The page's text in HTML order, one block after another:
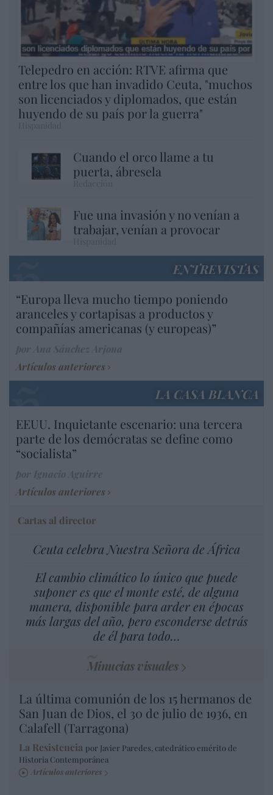
Telepedro en acción: RTVE afirma que
entre los que han invadido Ceuta, "muchos
son licenciados y diplomados, que están
huyendo de su país por la guerra"
Cuando el orco llame a tu
puerta, ábresela
Fue una invasión y no venían a
trabajar, venían a provocar
ENTREVISTAS
“Europa lleva mucho tiempo poniendo
aranceles y cortapisas a productos y
compañías americanas (y europeas)”
Artículos anteriores
LA CASA BLANCA
EEUU. Inquietante escenario: una tercera
parte de los demócratas se define como
“socialista”
Artículos anteriores
Cartas al director
Ceuta celebra Nuestra Señora de África
El cambio climático lo único que puede
suponer es que el monte esté, de alguna
manera, disponible para arder en épocas
más largas del año, pero esconderse detrás
de él para todo…
Minucias visuales
La última comunión de los 15 hermanos de
San Juan de Dios, el 30 de julio de 1936, en
Calafell (Tarragona)
La Resistencia por Javier Paredes, catedrático emérito de
Historia Contemporánea
Artículos anteriores